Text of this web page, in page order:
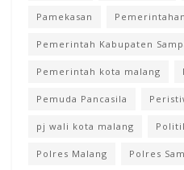
Pamekasan Pemerintahan
Pemerintah Kabupaten
Pemerintah kota malang
Pemuda Pancasila
pj wali kota malang
Polres Malang Polres